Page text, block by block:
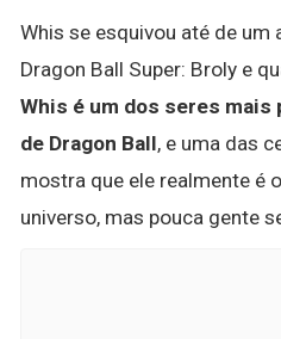
Whis se esquivou até de um
Dragon Ball Super: Broly e
Whis é um dos seres
de Dragon Ball, e uma das
mostra que ele realmente é
universo, mas pouca gente